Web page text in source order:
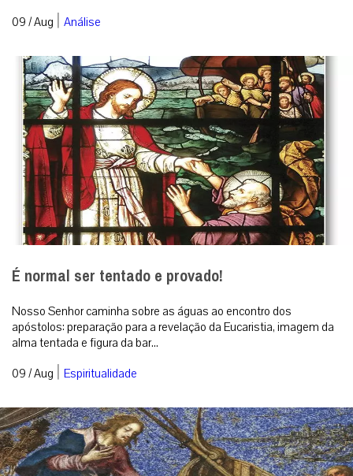
09 / Aug | Análise
É normal ser tentado e provado!
Nosso Senhor caminha sobre as águas ao encontro dos
apóstolos: preparação para a revelação da Eucaristia, imagem da
alma tentada e figura da bar...
09 / Aug | Espiritualidade